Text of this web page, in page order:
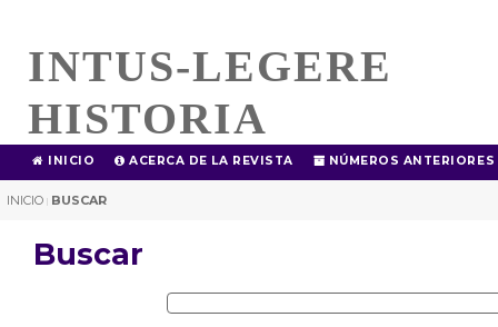
INTUS-LEGERE
HISTORIA
INICIO ACERCA DE LA REVISTA NÚMEROS ANTERIORES
INICIO | BUSCAR
Buscar